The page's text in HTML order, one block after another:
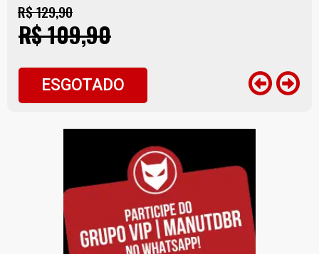
R$ 129,90
R$ 109,90
ESGOTADO